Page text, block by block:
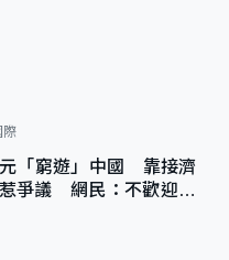
際
「窮遊」中國 靠接濟
惹爭議 網民：不歡迎劣